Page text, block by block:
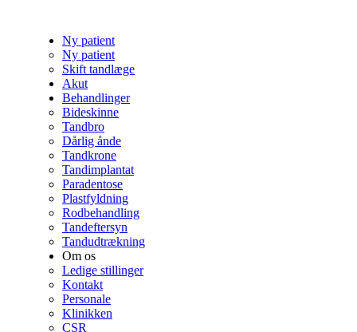
Ny patient
Ny patient
Skift tandlæge
Akut
Behandlinger
Bideskinne
Tandbro
Dårlig ånde
Tandkrone
Tandimplantat
Paradentose
Plastfyldning
Rodbehandling
Tandeftersyn
Tandudtrækning
Om os
Ledige stillinger
Kontakt
Personale
Klinikken
CSR